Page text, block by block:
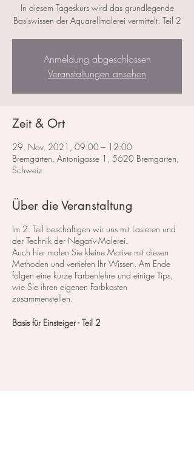
In diesem Tageskurs wird das grundlegende
Basiswissen der Aquarellmalerei vermittelt. Teil 2
Anmeldung abgeschlossen
Veranstaltungen ansehen
Zeit & Ort
29. Nov. 2021, 09:00 – 12:00
Bremgarten, Antonigasse 1, 5620 Bremgarten,
Schweiz
Über die Veranstaltung
Im 2. Teil beschäftigen wir uns mit Lasieren und
der Technik der Negativ-Malerei.
Auch hier malen Sie kleine Motive mit diesen
Methoden und vertiefen Ihr Wissen. Am Ende
folgen eine kurze Farbenlehre und einige Tips,
wie Sie ihren eigenen Farbkasten
zusammenstellen.
Basis für Einsteiger - Teil 2